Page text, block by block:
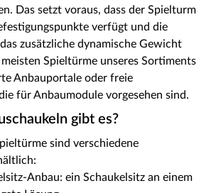
Das setzt voraus, dass der Spielturm
verfügt und die
zusätzliche dynamische Gewicht
Spieltürme unseres Sortiments
Anbauportale oder freie
für Anbaumodule vorgesehen sind.
gibt es?
sind verschiedene
Anbau: ein Schaukelsitz an einem